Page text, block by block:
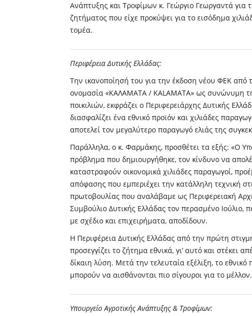
Ανάπτυξης και Τροφίμων κ. Γεώργιο Γεωργαντά
ζητήματος που είχε προκύψει για το εισόδημα
τομέα.
Περιφέρεια Δυτικής Ελλάδας:
Την ικανοποίησή του για την έκδοση νέου ΦΕΚ από
ονομασία «ΚΑΛΑΜΑΤΑ / KALAMATA» ως συνώνυμη
ποικιλιών, εκφράζει ο Περιφερειάρχης Δυτικής
διασφαλίζει ένα εθνικό προϊόν και χιλιάδες
αποτελεί τον μεγαλύτερο παραγωγό ελιάς της
Παράλληλα, ο κ. Φαρμάκης, προσθέτει τα εξής: «Ο
πρόβλημα που δημιουργήθηκε, τον κίνδυνο να
καταστραφούν οικονομικά χιλιάδες παραγωγοί,
απόφασης που εμπεριέχει την κατάλληλη τεχνική
πρωτοβουλίας που αναλάβαμε ως Περιφερειακή
Συμβούλιο Δυτικής Ελλάδας τον περασμένο Ιούλιο,
με σχέδιο και επιχειρήματα, αποδίδουν.
Η Περιφέρεια Δυτικής Ελλάδας από την πρώτη
προσεγγίζει το ζήτημα εθνικά, γι’ αυτό και στέκει
δίκαιη λύση. Μετά την τελευταία εξέλιξη, το
μπορούν να αισθάνονται πιο σίγουροι για το
Υπουργείο Αγροτικής Ανάπτυξης & Τροφίμων: